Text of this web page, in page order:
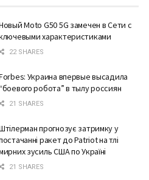
Moto G50 5G замечен в Сети с
характеристиками
22 SHARES
Украина впервые высадила
“боевого робота” в тылу россиян
21 SHARES
прогнозує затримку у
ракет до Patriot на тлі
зусиль США по Україні
21 SHARES